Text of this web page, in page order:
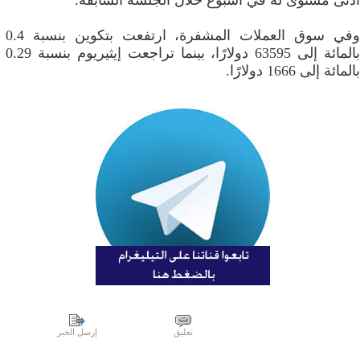
وفي سوق العملات المشفرة، ارتفعت بتكوين بنسبة 0.4
بالمائة إلى 63595 دولارًا، بينما تراجعت إيثيريوم بنسبة 0.29
بالمائة إلى 1666 دولارًا.
تعليق إرسل الخبر